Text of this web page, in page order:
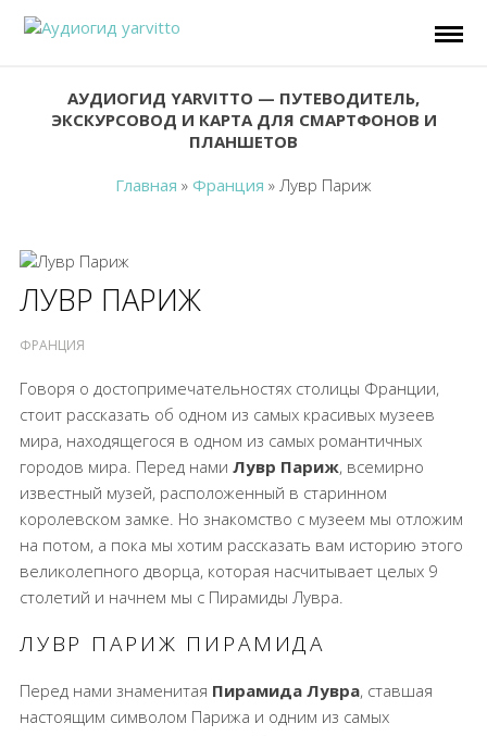
АУДИОГИД YARVITTO — ПУТЕВОДИТЕЛЬ,
ЭКСКУРСОВОД И КАРТА ДЛЯ СМАРТФОНОВ И
ПЛАНШЕТОВ
Главная » Франция » Лувр Париж
ЛУВР ПАРИЖ
ФРАНЦИЯ
Говоря о достопримечательностях столицы Франции,
стоит рассказать об одном из самых красивых музеев
мира, находящегося в одном из самых романтичных
городов мира. Перед нами Лувр Париж, всемирно
известный музей, расположенный в старинном
королевском замке. Но знакомство с музеем мы отложим
на потом, а пока мы хотим рассказать вам историю этого
великолепного дворца, которая насчитывает целых 9
столетий и начнем мы с Пирамиды Лувра.
ЛУВР ПАРИЖ ПИРАМИДА
Перед нами знаменитая Пирамида Лувра, ставшая
настоящим символом Парижа и одним из самых